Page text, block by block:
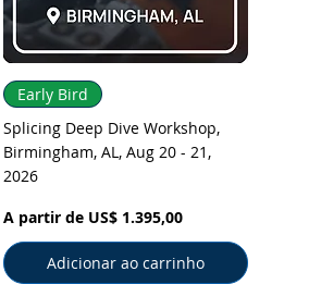
Visualização rápida
Early Bird
Splicing Deep Dive Workshop,
Birmingham, AL, Aug 20 - 21,
2026
A partir de US$ 1.395,00
Preço promocional
Adicionar ao carrinho